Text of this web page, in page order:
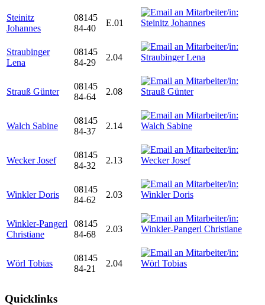
Steinitz
Johannes
08145
84-40
E.01
Straubinger
Lena
08145
84-29
2.04
Strauß Günter
08145
84-64
2.08
Walch Sabine
08145
84-37
2.14
Wecker Josef
08145
84-32
2.13
Winkler Doris
08145
84-62
2.03
Winkler-Pangerl
Christiane
08145
84-68
2.03
Wörl Tobias
08145
84-21
2.04
Quicklinks